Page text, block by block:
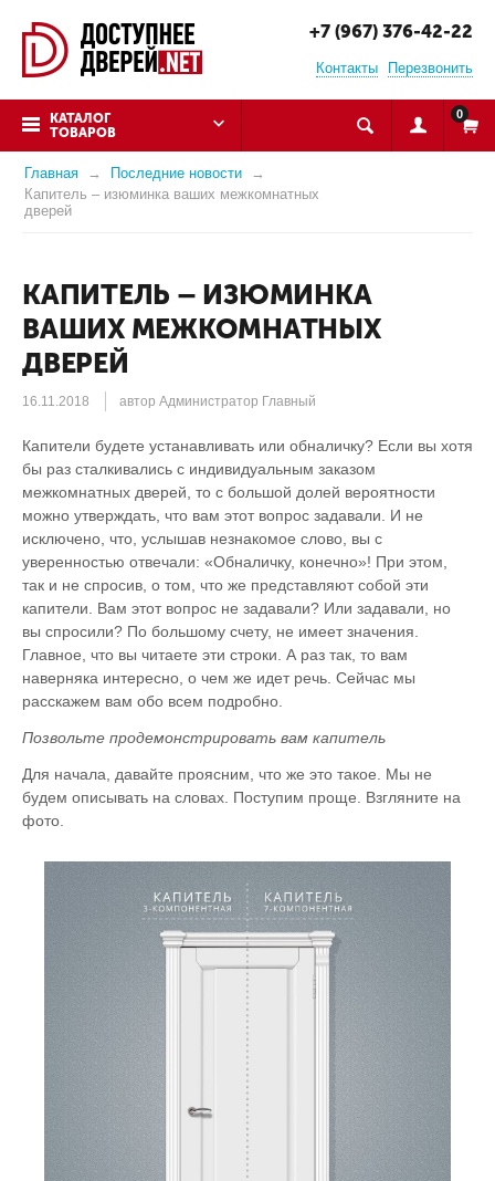
+7 (967) 376-42-22
Контакты Перезвонить
КАТАЛОГ
ТОВАРОВ
0
Главная
Последние новости
Капитель – изюминка ваших межкомнатных
дверей
КАПИТЕЛЬ – ИЗЮМИНКА
ВАШИХ МЕЖКОМНАТНЫХ
ДВЕРЕЙ
16.11.2018 автор Администратор Главный
Капители будете устанавливать или обналичку? Если вы хотя
бы раз сталкивались с индивидуальным заказом
межкомнатных дверей, то с большой долей вероятности
можно утверждать, что вам этот вопрос задавали. И не
исключено, что, услышав незнакомое слово, вы с
уверенностью отвечали: «Обналичку, конечно»! При этом,
так и не спросив, о том, что же представляют собой эти
капители. Вам этот вопрос не задавали? Или задавали, но
вы спросили? По большому счету, не имеет значения.
Главное, что вы читаете эти строки. А раз так, то вам
наверняка интересно, о чем же идет речь. Сейчас мы
расскажем вам обо всем подробно.
Позвольте продемонстрировать вам капитель
Для начала, давайте проясним, что же это такое. Мы не
будем описывать на словах. Поступим проще. Взгляните на
фото.